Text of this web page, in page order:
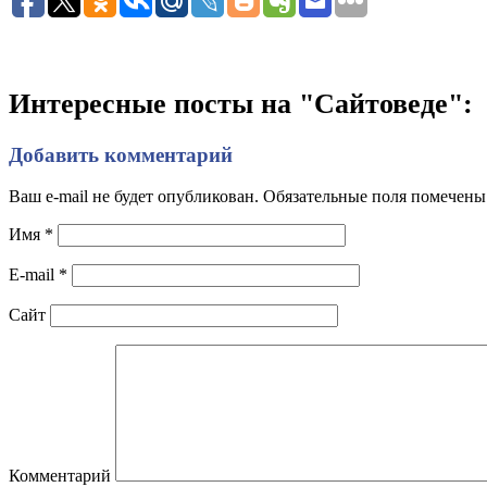
Интересные посты на "Сайтоведе":
Добавить комментарий
Ваш e-mail не будет опубликован. Обязательные поля
Имя *
E-mail *
Сайт
Комментарий